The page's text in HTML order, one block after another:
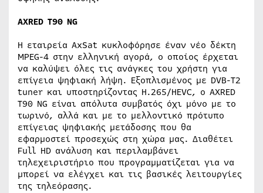
AXRED T90 NG
Η εταιρεία AxSat κυκλοφόρησε έναν νέο δέκτη
MPEG-4 στην ελληνική αγορά, ο οποίος έρχεται
να καλύψει όλες τις ανάγκες του χρήστη για
επίγεια ψηφιακή λήψη. Εξοπλισμένος με DVB-T2
tuner και υποστηρίζοντας H.265/HEVC, ο AXRED
T90 NG είναι απόλυτα συμβατός όχι μόνο με το
τωρινό, αλλά και με το μελλοντικό πρότυπο
επίγειας ψηφιακής μετάδοσης που θα
εφαρμοστεί προσεχώς στη χώρα μας. Διαθέτει
Full HD ανάλυση και περιλαμβάνει
τηλεχειριστήριο που προγραμματίζεται για να
μπορεί να ελέγχει και τις βασικές λειτουργίες
της τηλεόρασης.